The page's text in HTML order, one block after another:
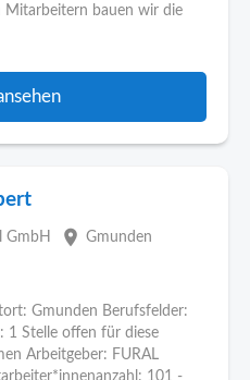
bauen wir die
GmbH place Gmunden
Gmunden Berufsfelder:
1 Stelle offen für diese
Arbeitgeber: FURAL
101 -